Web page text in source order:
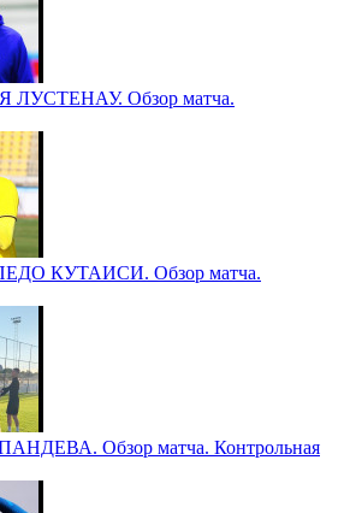
Обзор матча.
КУТАИСИ. Обзор матча.
Обзор матча. Контрольная